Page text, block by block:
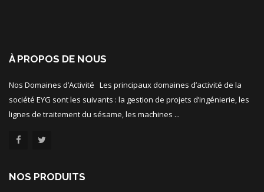
À PROPOS DE NOUS
Nos Domaines d’Activité Les principaux domaines d’activité de la
société EYG sont les suivants : la gestion de projets d’ingénierie, les
lignes de traitement du sésame, les machines ...
NOS PRODUITS